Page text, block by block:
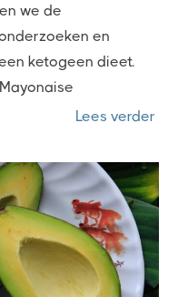
we de
en
ketogeen dieet.
Lees verder